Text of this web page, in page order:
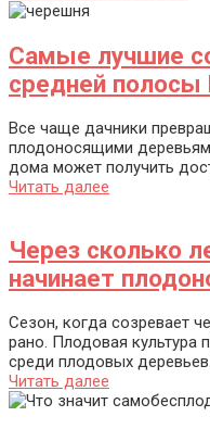
Самые лучшие
средней полосы
Все чаще дачники
плодоносящими
дома может получить
Читать далее
Через сколько
начинает
Сезон, когда созревает
рано. Плодовая культура
среди плодовых
Читать далее